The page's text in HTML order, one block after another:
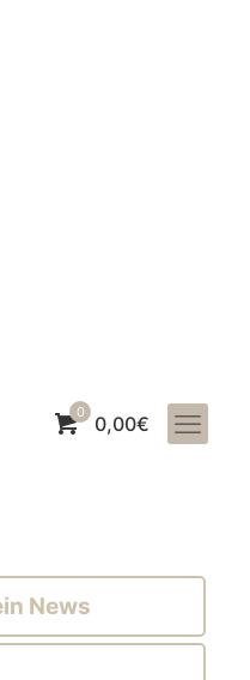
0 0,00€
News